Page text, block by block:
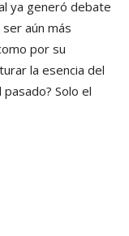
ya generó debate
aún más
por su
la esencia del
Solo el